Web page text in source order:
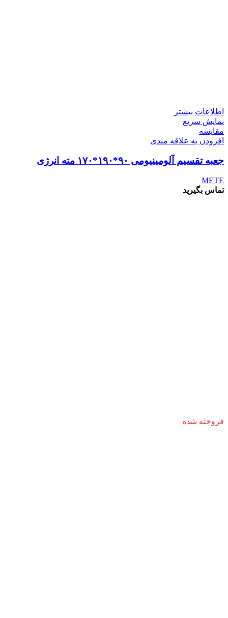
اطلاعات بیشتر
نمایش سریع
مقايسه
افزودن به علاقه مندی
جعبه تقسیم آلومینیومی ۹۰*۱۹۰*۱۷۰ مته انرژی
METE
تماس بگیرید
فروخته شده